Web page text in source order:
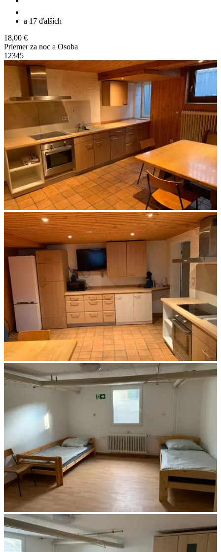
a 17 ďalších
18,00 €
Priemer za noc a Osoba
1 2345